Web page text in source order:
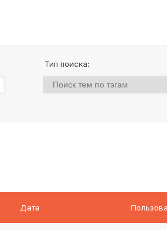
Тип поиска:
Дата